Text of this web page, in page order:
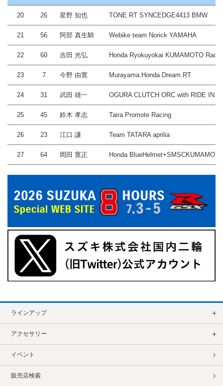
20 26 星野 知也 TONE RT SYNCEDGE4413 BMW
21 56 阿部 真生騎 Webike team Norick YAMAHA
22 60 吉田 光弘 Honda Ryokuyokai KUMAMOTO
23 7 今野 由寛 Murayama.Honda Dream.RT
24 31 武田 雄一 OGURA CLUTCH ORC with RIDE IN
25 45 鈴木 孝志 Taira Promote Racing
26 23 江口 謙 Team TATARA aprilia
27 64 岡田 寛正 Honda
ラインアップ
アクセサリー
イベント
販売店検索